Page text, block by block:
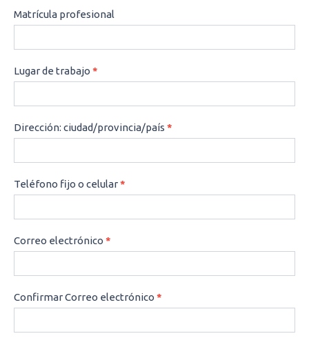
Matrícula profesional
Lugar de trabajo *
Dirección: ciudad/provincia/país *
Teléfono fijo o celular*
Correo electrónico *
Confirmar Correo electrónico *